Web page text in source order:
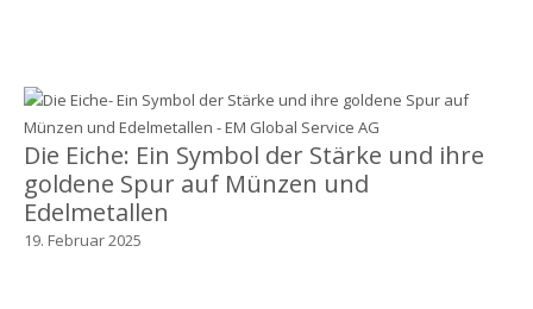
Die Eiche: Ein Symbol der Stärke und ihre
goldene Spur auf Münzen und
Edelmetallen
19. Februar 2025